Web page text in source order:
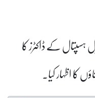
کے ڈاکٹرز کا
کا اظہار کیا۔